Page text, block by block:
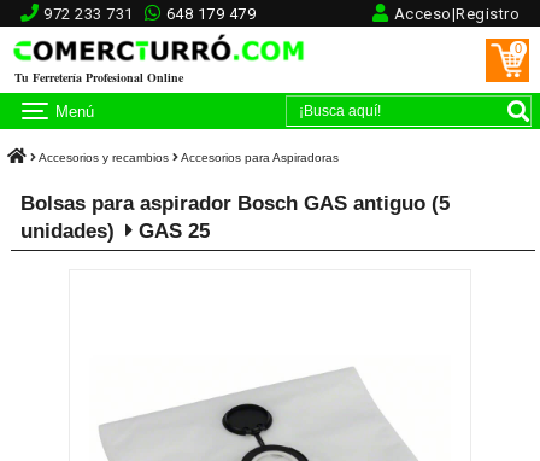
972 233 731 648 179 479 Acceso|Registro
Tu Ferretería Profesional Online
0
Menú
Accesorios y recambios Accesorios para Aspiradoras
Bolsas para aspirador Bosch GAS antiguo (5
unidades)
GAS 25